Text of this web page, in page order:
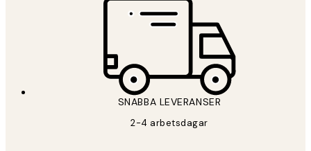
SNABBA LEVERANSER
2-4 arbetsdagar